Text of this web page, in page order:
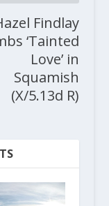
Findlay
‘Tainted
Love’ in
Squamish
(X/5.13d R)